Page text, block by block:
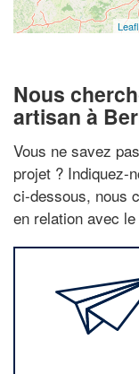
Nous
artisan à
Vous ne savez
projet ? Indiquez-
ci-dessous, nous
en relation avec